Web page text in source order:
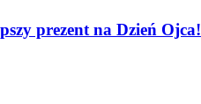
prezent na Dzień Ojca!